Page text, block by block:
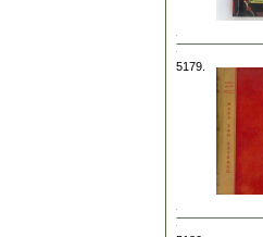
5179.